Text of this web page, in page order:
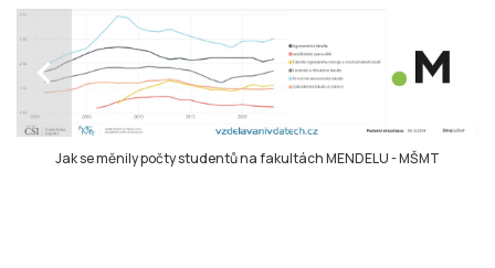
chevron_left
Jak se měnily počty studentů na fakultách MENDELU-MŠMT